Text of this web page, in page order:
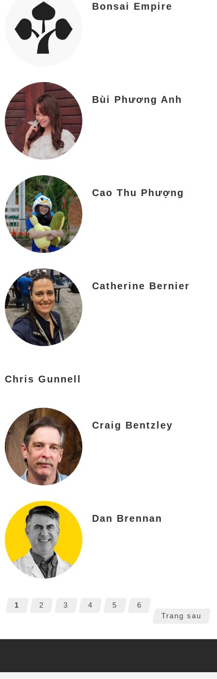
Bonsai Empire
Bùi Phương Anh
Cao Thu Phượng
Catherine Bernier
Chris Gunnell
Craig Bentzley
Dan Brennan
1 2 3 4 5
6
Trang sau